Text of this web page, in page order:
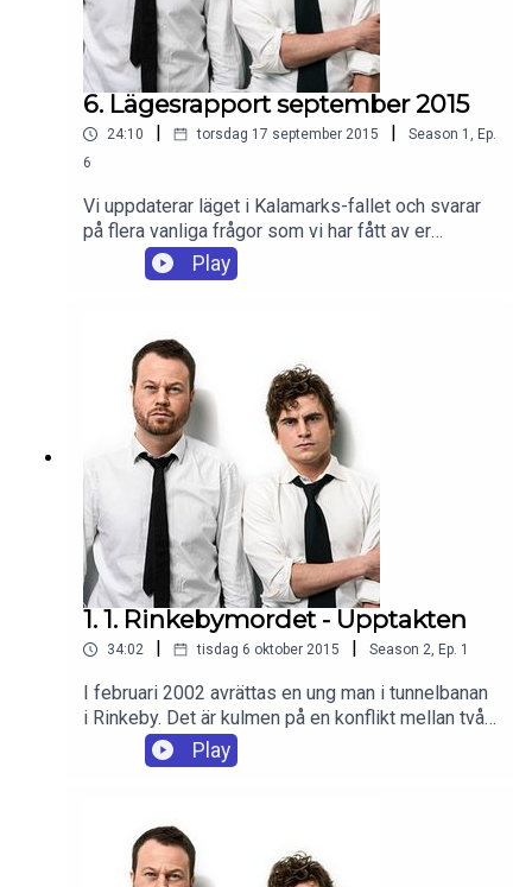
6. Lägesrapport september 2015
24:10 | torsdag 17 september 2015 | Season 1 , Ep.
6
Vi uppdaterar läget i Kalamarks-fallet och svarar
på flera vanliga frågor som vi har fått av er
lyssnare när det gäller Kaj Linna,
resningsansökan, likheter med andra fall och Nils
Play
1. 1. Rinkebymordet - Upptakten
34:02 tisdag 6 oktober 2015 Season 2, Ep. 1
I februari 2002 avrättas en ung man i tunnelbanan
i Rinkeby. Det är kulmen på en konflikt mellan två
unga män, som började i slagsmål och slutade i
skottlossning. En kamp om status och makt. En
Play